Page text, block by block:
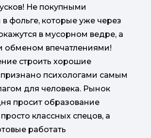
Не покупными
фольге, которые уже через
в мусорном ведре, а
обменом впечатлениями!
строить хорошие
психологами самым
для человека. Рынок
просит образование
просто классных спецов, а
работать